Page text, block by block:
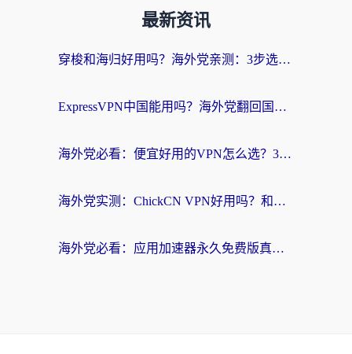
最新资讯
穿梭和海归好用吗？海外党亲测：3步选对回国加速器，无缝刷国内剧玩手游
ExpressVPN中国能用吗？海外党翻回国内的加速器选择指南（附番茄加速器实测）
海外党必看：便宜好用的VPN怎么选？3步解决回国访问难题+Steam改区技巧
海外党实测：ChickCN VPN好用吗？和OurPlay VPN对比哪个回国效果更好？附避坑指南
海外党必看：应用加速器永久免费版真的靠谱吗？教你选对回国加速器无缝刷国内资源